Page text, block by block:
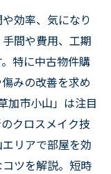
効率、気になり
間や費用、工期
特に中古物件購
みの改善を求め
加市小山」は注目
クロスメイク技
リアで部屋を効
ツを解説。短時